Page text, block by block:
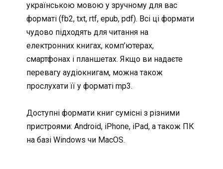
українською мовою у зручному для вас
форматі (fb2, txt, rtf, epub, pdf). Всі ці формати
чудово підходять для читання на
електронних книгах, комп’ютерах,
смартфонах і планшетах. Якщо ви надаєте
перевагу аудіокнигам, можна також
прослухати її у форматі mp3.
Доступні формати книг сумісні з різними
пристроями: Android, iPhone, iPad, а також ПК
на базі Windows чи MacOS.